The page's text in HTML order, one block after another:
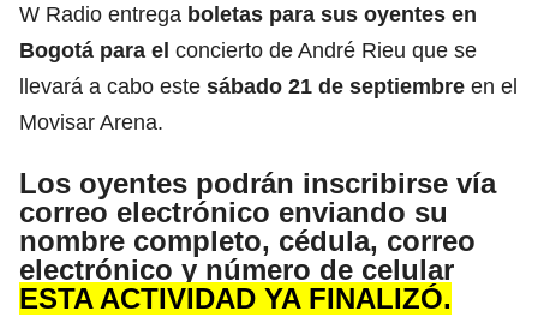
W Radio entrega boletas para sus oyentes en
Bogotá para el concierto de André Rieu que se
llevará a cabo este sábado 21 de septiembre en el
Movisar Arena.
Los oyentes podrán inscribirse vía
correo electrónico enviando su
nombre completo, cédula, correo
electrónico y número de celular
ESTA ACTIVIDAD YA FINALIZÓ.